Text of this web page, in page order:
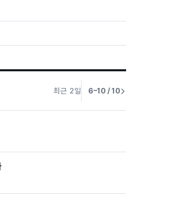
최근 2일 6–10 / 10